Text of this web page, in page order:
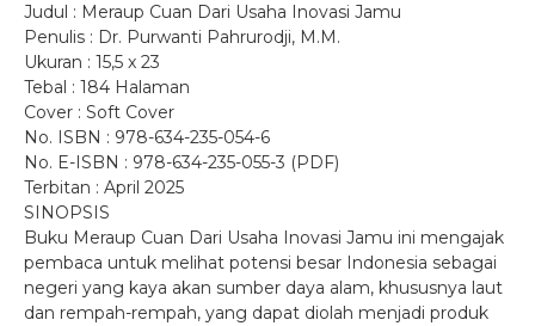
Judul : Meraup Cuan Dari Usaha Inovasi Jamu
Penulis : Dr. Purwanti Pahrurodji, M.M.
Ukuran : 15,5 x 23
Tebal : 184 Halaman
Cover : Soft Cover
No. ISBN : 978-634-235-054-6
No. E-ISBN : 978-634-235-055-3 (PDF)
Terbitan : April 2025
SINOPSIS
Buku Meraup Cuan Dari Usaha Inovasi Jamu ini mengajak
pembaca untuk melihat potensi besar Indonesia sebagai
negeri yang kaya akan sumber daya alam, khususnya laut
dan rempah-rempah, yang dapat diolah menjadi produk